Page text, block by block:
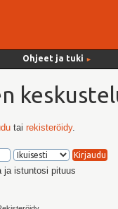
Ohjeet ja tuki ►
tairekisteröidy.
ja istuntosi pituus